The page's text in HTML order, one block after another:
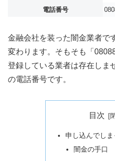
電話番号
金融会社を装った闇金業者で
変わります。そもそも「
登録している業者は存在しま
の電話番号です。
目次
申し込んでし
闇金の手口